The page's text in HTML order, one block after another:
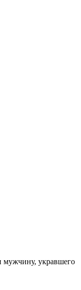
мужчину, укравшего